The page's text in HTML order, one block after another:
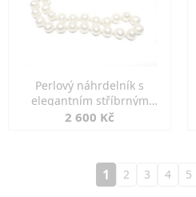
Perlový náhrdelník s
elegantním stříbrným
zapínáním
2 600 Kč
1 2 3 4 5